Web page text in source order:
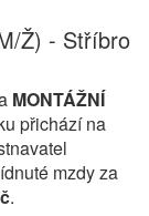
Ž) - Stříbro
MONTÁŽNÍ
přichází na
mzdy za
.